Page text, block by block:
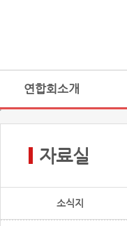
연합회소개
자료실
소식지